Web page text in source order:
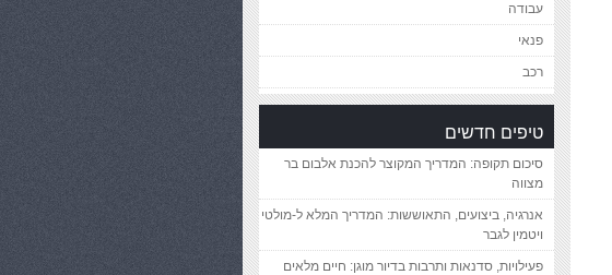
עבודה
פנאי
רכב
טיפים חדשים
סיכום תקופה: המדריך המקוצר להכנת אלבום בר
מצווה
אנרגיה, ביצועים, התאוששות: המדריך המלא ל-מולטי
ויטמין לגבר
פעילויות, סדנאות ותרבות בדיור מוגן: חיים מלאים